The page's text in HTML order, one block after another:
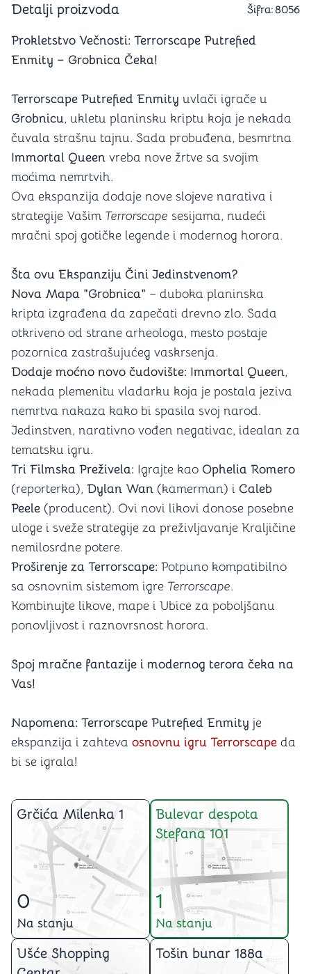
Detalji proizvoda Šifra:8056
Prokletstvo Večnosti: Terrorscape Putrefied
Enmity – Grobnica Čeka!
Terrorscape Putrefied Enmity uvlači igrače u
Grobnicu, ukletu planinsku kriptu koja je nekada
čuvala strašnu tajnu. Sada probuđena, besmrtna
Immortal Queen vreba nove žrtve sa svojim
moćima nemrtvih.
Ova ekspanzija dodaje nove slojeve narativa i
strategije Vašim Terrorscape sesijama, nudeći
mračni spoj gotičke legende i modernog horora.
Šta ovu Ekspanziju Čini Jedinstvenom?
Nova Mapa "Grobnica" – duboka planinska
kripta izgrađena da zapečati drevno zlo. Sada
otkriveno od strane arheologa, mesto postaje
pozornica zastrašujućeg vaskrsenja.
Dodaje moćno novo čudovište: Immortal Queen,
nekada plemenitu vladarku koja je postala jeziva
nemrtva nakaza kako bi spasila svoj narod.
Jedinstven, narativno vođen negativac, idealan za
tematsku igru.
Tri Filmska Preživela: Igrajte kao Ophelia Romero
(reporterka), Dylan Wan (kamerman) i Caleb
Peele (producent). Ovi novi likovi donose posebne
uloge i sveže strategije za preživljavanje Kraljičine
nemilosrdne potere.
Proširenje za Terrorscape: Potpuno kompatibilno
sa osnovnim sistemom igre Terrorscape.
Kombinujte likove, mape i Ubice za poboljšanu
ponovljivost i raznovrsnost horora.
Spoj mračne fantazije i modernog terora čeka na
Vas!
Napomena: Terrorscape Putrefied Enmity je
ekspanzija i zahteva osnovnu igru Terrorscape da
bi se igrala!
Grčića Milenka 1
0
Na stanju
Bulevar despota
Stefana 101
1
Na stanju
Ušće Shopping
Tošin bunar 188a